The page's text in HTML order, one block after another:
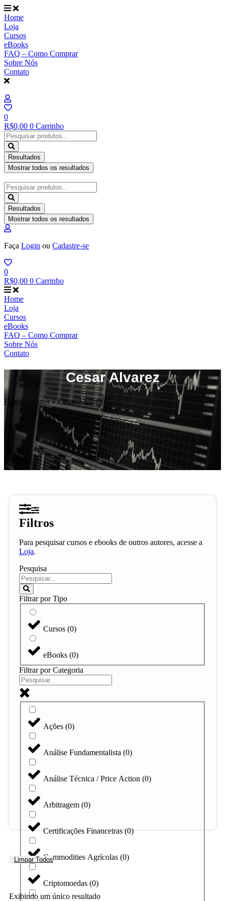
Ir
para
o
conteúdo
Home
Loja
Cursos
eBooks
FAQ – Como Comprar
Sobre Nós
Contato
0
R$0,00 0 Carrinho
Pesquisar
...
Resultados
Mostrar todos os resultados
Pesquisar
...
Resultados
Mostrar todos os resultados
Faça Login ou Cadastre-se
0
R$0,00 0 Carrinho
Home
Loja
Cursos
eBooks
FAQ – Como Comprar
Sobre Nós
Contato
Cesar Alvarez
Home Autor»Cesar Alvarez
Filtros
Para pesquisar cursos e ebooks de outros autores, acesse a
Loja.
Pesquisa
Filtrar por Tipo
Cursos (0)
eBooks (0)
Filtrar por Categoria
Ações (0)
Análise Fundamentalista (0)
Análise Técnica / Price Action (0)
Arbitragem (0)
Certificações Financeiras (0)
Commodities Agrícolas (0)
Criptomoedas (0)
Limpar Todos
Exibindo um único resultado